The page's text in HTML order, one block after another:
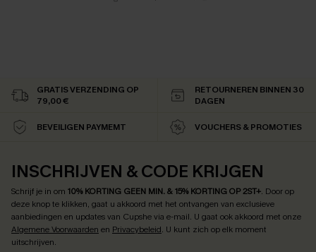
GRATIS VERZENDING OP
79,00 €
RETOURNEREN BINNEN 30
DAGEN
BEVEILIGEN PAYMEMT VOUCHERS & PROMOTIES
INSCHRIJVEN & CODE KRIJGEN
Schrijf je in om 10% KORTING GEEN MIN. & 15% KORTING OP 2ST+. Door op
deze knop te klikken, gaat u akkoord met het ontvangen van exclusieve
aanbiedingen en updates van Cupshe via e-mail. U gaat ook akkoord met onze
Algemene Voorwaarden en Privacybeleid. U kunt zich op elk moment
uitschrijven.